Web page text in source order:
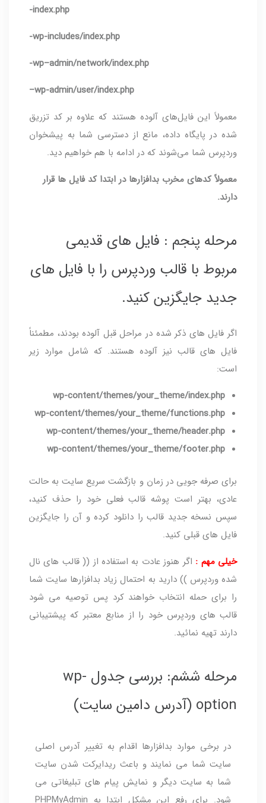
index.php-
wp-includes/index.php-
wp–admin/network/index.php-
wp-admin/user/index.php
–
معمولاً این فایل‌های آلوده هستند که علاوه بر کد تزریق
شده در پایگاه داده، مانع از دسترسی شما به پیشخوان
وردپرس شما می‌شوند که در ادامه با هم خواهیم دید.
معمولاً کدهای مخرب بدافزارها در ابتدا کد فایل ها قرار
دارند.
مرحله پنجم : فایل های قدیمی
مربوط با قالب وردپرس را با فایل های
جدید جایگزین کنید.
اگر فایل های ذکر شده در مراحل قبل آلوده بودند، مطمئناً
فایل های قالب نیز آلوده هستند. که شامل موارد زیر
است:
wp-content/themes/your_theme/index.php
wp-content/themes/your_theme/functions.php
wp-content/themes/your_theme/header.php
wp-content/themes/your_theme/footer.php
برای صرفه جویی در زمان و بازگشت سریع سایت به حالت
عادی، بهتر است پوشه قالب فعلی خود را حذف کنید،
سپس نسخه جدید قالب را دانلود کرده و آن را جایگزین
فایل های قبلی کنید.
خیلی مهم : اگر هنوز عادت به استفاده از (( قالب های نال
شده وردپرس )) دارید به احتمال زیاد بدافزارها سایت شما
را برای حمله انتخاب خواهند کرد پس توصیه می شود
قالب های وردپرس خود را از منابع معتبر که پیشتیبانی
دارند تهیه نمائید.
مرحله ششم: بررسی جدول wp-
option (آدرس دامین سایت)
در برخی موارد بدافزارها اقدام به تغییر آدرس اصلی
سایت شما می نمایند و باعث ریدایرکت شدن سایت
شما به سایت دیگر و نمایش پیام های تبلیغاتی می
شود. برای رفع این مشکل ابتدا به PHPMyAdmin